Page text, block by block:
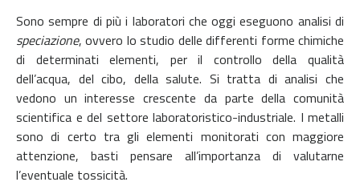
Sono sempre di più i laboratori che oggi eseguono analisi di
speciazione, ovvero lo studio delle differenti forme chimiche
di determinati elementi, per il controllo della qualità
dell’acqua, del cibo, della salute. Si tratta di analisi che
vedono un interesse crescente da parte della comunità
scientifica e del settore laboratoristico-industriale. I metalli
sono di certo tra gli elementi monitorati con maggiore
attenzione, basti pensare all’importanza di valutarne
l’eventuale tossicità.